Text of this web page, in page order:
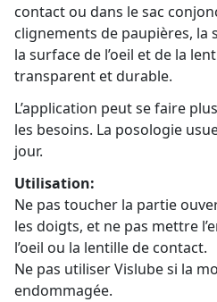
contact ou dans le sac
clignements de paupières,
la surface de l’oeil et de la
transparent et durable.
L’application peut se faire
les besoins. La posologie
jour.
Utilisation:
Ne pas toucher la partie
les doigts, et ne pas mettre
l’oeil ou la lentille de contact.
Ne pas utiliser Vislube si la
endommagée.